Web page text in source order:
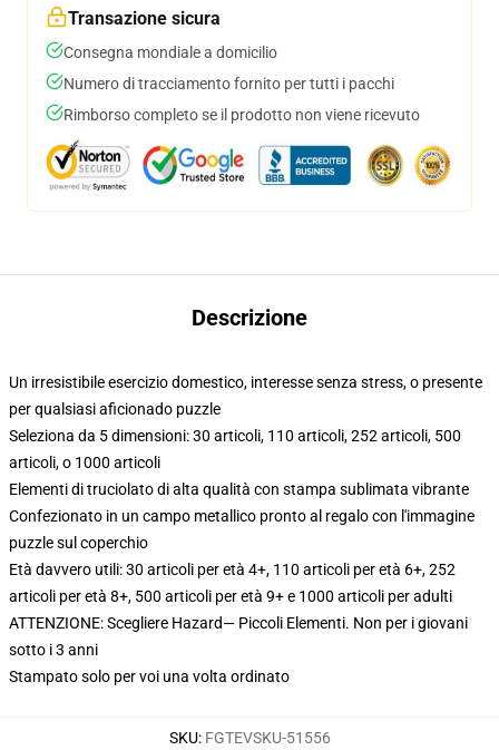
Transazione sicura
Consegna mondiale a domicilio
Numero di tracciamento fornito per tutti i pacchi
Rimborso completo se il prodotto non viene ricevuto
Descrizione
Un irresistibile esercizio domestico, interesse senza stress, o presente
per qualsiasi aficionado puzzle
Seleziona da 5 dimensioni: 30 articoli, 110 articoli, 252 articoli, 500
articoli, o 1000 articoli
Elementi di truciolato di alta qualità con stampa sublimata vibrante
Confezionato in un campo metallico pronto al regalo con l'immagine
puzzle sul coperchio
Età davvero utili: 30 articoli per età 4+, 110 articoli per età 6+, 252
articoli per età 8+, 500 articoli per età 9+ e 1000 articoli per adulti
ATTENZIONE: Scegliere Hazard— Piccoli Elementi. Non per i giovani
sotto i 3 anni
Stampato solo per voi una volta ordinato
SKU: FGTEVSKU-51556